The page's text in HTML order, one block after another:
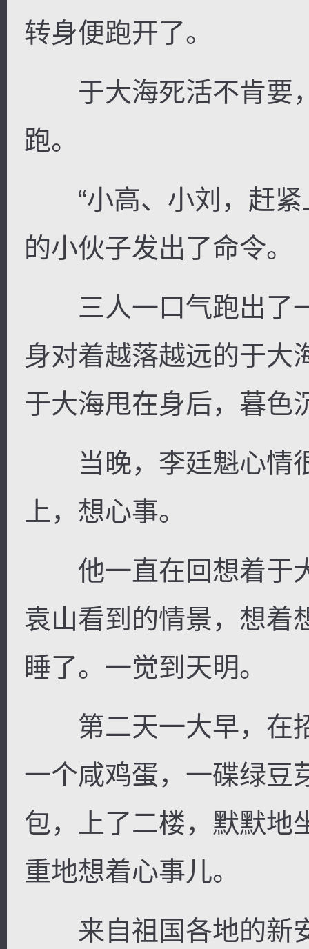
转身便跑开了。
于大海死活不肯要
跑。
“小高、小刘，赶紧
的小伙子发出了命令。
三人一口气跑出了
身对着越落越远的于大
于大海甩在身后，暮色
当晚，李廷魁心情
上，想心事。
他一直在回想着于
袁山看到的情景，想着
睡了。一觉到天明。
第二天一大早，在
一个咸鸡蛋，一碟绿豆
包，上了二楼，默默地
重地想着心事儿。
来自祖国各地的新